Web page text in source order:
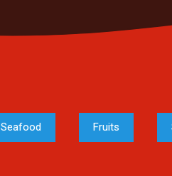
Seafood Fruits